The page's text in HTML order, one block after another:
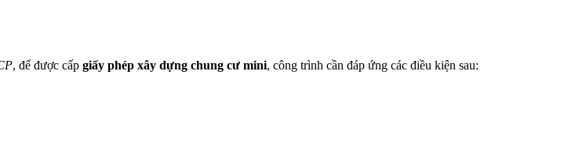
, để được cấp giấy phép xây dựng chung cư mini, công trình cần đáp ứng các điều kiện sau: